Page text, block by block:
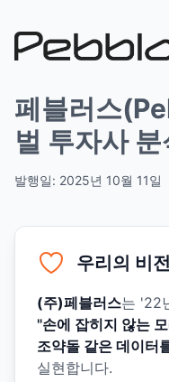
페블러스
벌 투자사 분
발행일: 2025년 10월 11일
우리의 비전
(주)페블러스는 '22
"손에 잡히지 않는
조약돌 같은 데이터
실현합니다.